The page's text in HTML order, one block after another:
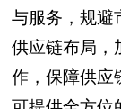
与服务，规避
供应链布局，
作，保障供应